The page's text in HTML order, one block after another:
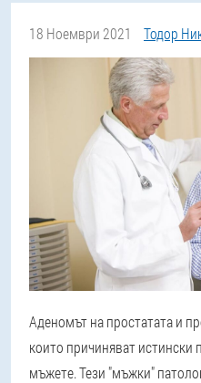
18 Ноември 2021 Тодор
Аденомът на простатата и
които причиняват
мъжете. Тези "мъжки"